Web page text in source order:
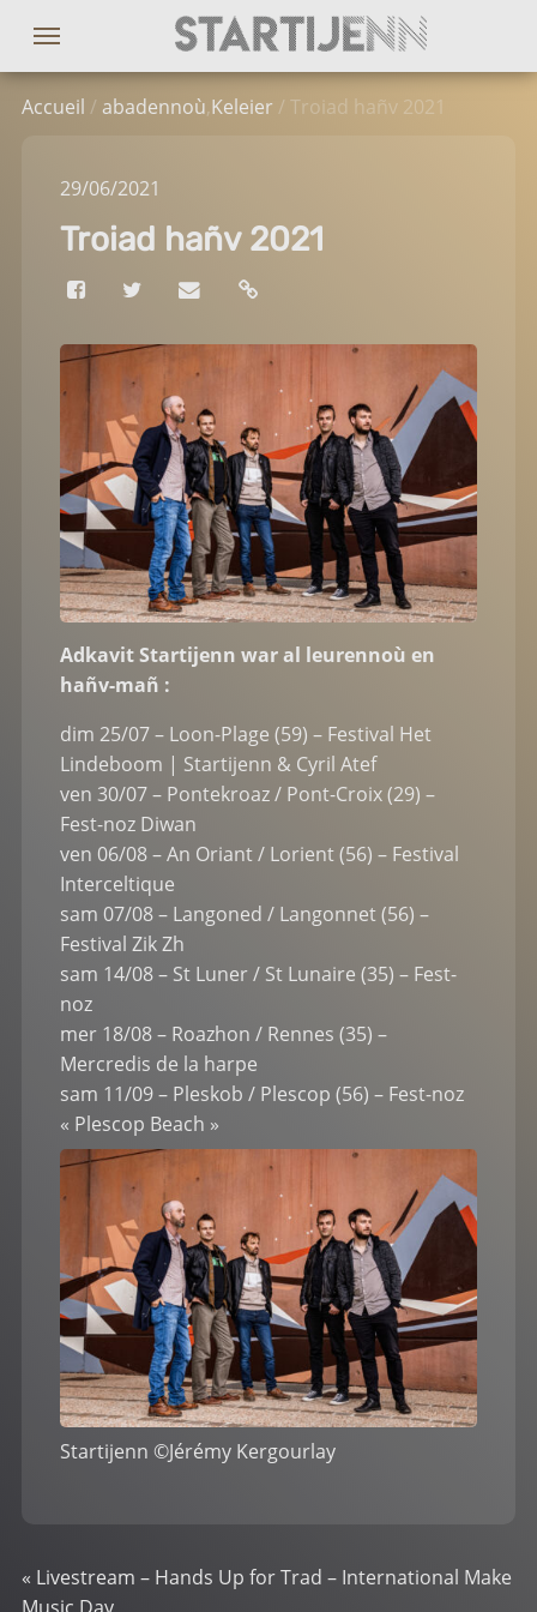
Accueil / abadennoù,Keleier/ Troiad hañv 2021
29/06/2021
Troiad hañv 2021
Adkavit Startijenn war al leurennoù en
hañv-mañ :
dim 25/07 – Loon-Plage (59) – Festival Het
Lindeboom | Startijenn & Cyril Atef
ven 30/07 – Pontekroaz / Pont-Croix (29) –
Fest-noz Diwan
ven 06/08 – An Oriant / Lorient (56) – Festival
Interceltique
sam 07/08 – Langoned / Langonnet (56) –
Festival Zik Zh
sam 14/08 – St Luner / St Lunaire (35) – Fest-
noz
mer 18/08 – Roazhon / Rennes (35) –
Mercredis de la harpe
sam 11/09 – Pleskob / Plescop (56) – Fest-noz
« Plescop Beach »
Startijenn ©Jérémy Kergourlay
« Livestream – Hands Up for Trad – International Make